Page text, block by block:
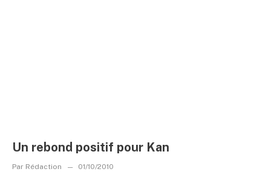
Un rebond positif pour Kan
Par Rédaction 01/10/2010